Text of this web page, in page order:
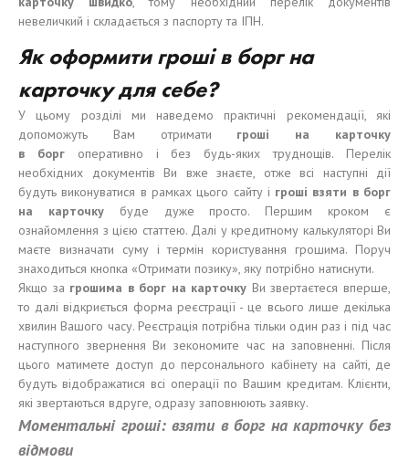
невеличкий і складається з паспорту та ІПН.
Як оформити гроші в борг на
карточку для себе?
У цьому розділі ми наведемо практичні рекомендації, які
допоможуть Вам отримати гроші на карточку
в боргоперативно і без будь-яких труднощів. Перелік
необхідних документів Ви вже знаєте, отже всі наступні дії
будуть виконуватися в рамках цього сайту і гроші взяти в борг
на карточку буде дуже просто. Першим кроком є
ознайомлення з цією статтею. Далі у кредитному калькуляторі Ви
маєте визначати суму і термін користування грошима. Поруч
знаходиться кнопка «Отримати позику», яку потрібно натиснути.
Якщо за грошима в борг на карточку Ви звертаєтеся вперше,
то далі відкриється форма реєстрації - це всього лише декілька
хвилин Вашого часу. Реєстрація потрібна тільки один раз і під час
наступного звернення Ви зекономите час на заповненні. Після
цього матимете доступ до персонального кабінету на сайті, де
будуть відображатися всі операції по Вашим кредитам. Клієнти,
які звертаються вдруге, одразу заповнюють заявку.
Моментальні гроші: взяти в борг на карточку без
відмови